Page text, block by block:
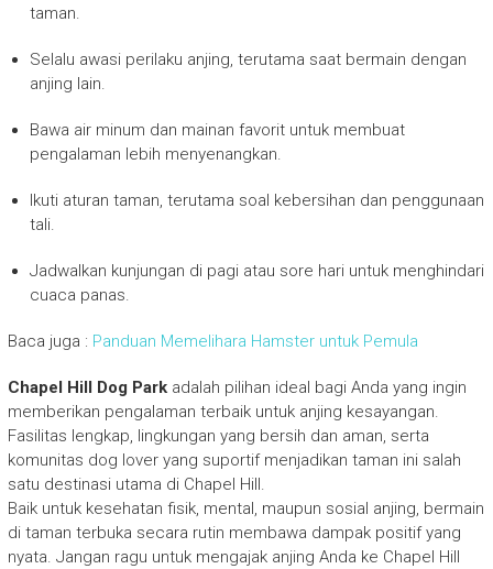
taman.
Selalu awasi perilaku anjing, terutama saat bermain dengan
anjing lain.
Bawa air minum dan mainan favorit untuk membuat
pengalaman lebih menyenangkan.
Ikuti aturan taman, terutama soal kebersihan dan penggunaan
tali.
Jadwalkan kunjungan di pagi atau sore hari untuk menghindari
cuaca panas.
Baca juga : Panduan Memelihara Hamster untuk Pemula
Chapel Hill Dog Parkadalah pilihan ideal bagi Anda yang ingin
memberikan pengalaman terbaik untuk anjing kesayangan.
Fasilitas lengkap, lingkungan yang bersih dan aman, serta
komunitas dog lover yang suportif menjadikan taman ini salah
satu destinasi utama di Chapel Hill.
Baik untuk kesehatan fisik, mental, maupun sosial anjing, bermain
di taman terbuka secara rutin membawa dampak positif yang
nyata. Jangan ragu untuk mengajak anjing Anda ke Chapel Hill